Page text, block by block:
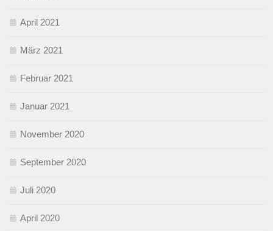
April 2021
März 2021
Februar 2021
Januar 2021
November 2020
September 2020
Juli 2020
April 2020